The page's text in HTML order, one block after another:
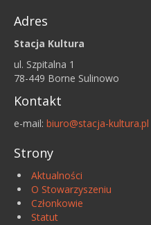
Adres
Stacja Kultura
ul. Szpitalna 1
78-449 Borne Sulinowo
Kontakt
e-mail: biuro@stacja-kultura.pl
Strony
Aktualności
O Stowarzyszeniu
Członkowie
Statut